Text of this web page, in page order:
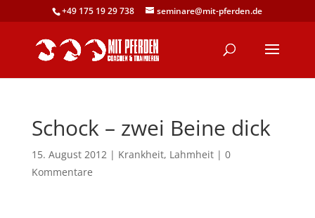
+49 175 19 29 738 seminare@mit-pferden.de
Schock – zwei Beine dick
15. August 2012| Krankheit, Lahmheit| 0
Kommentare